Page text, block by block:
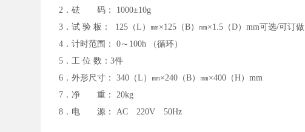
2．砝 码： 1000±10g
3．试 验 板： 125（L）㎜×125（B）㎜×1.5（D）mm可选/可订做
4．计时范围： 0～100h （循环）
5．工 位 数：3件
6．外形尺寸： 340（L）㎜×240（B）㎜×400（H）mm
7．净 重： 20kg
8．电 源： AC 220V 50Hz